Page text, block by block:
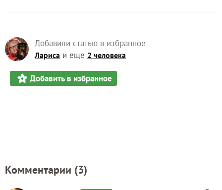
Добавили статью в избранное
Лариса и еще 2 человека
Добавить в избранное
Комментарии (3)